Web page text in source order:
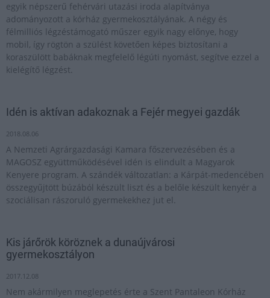
egyik népszerű fehérvári utazási iroda alapítványa
adományozott a kórház gyermekosztályának. A négy és
félmilliós légzéstámogató műszer egyik nagy előnye, hogy
mobil, így rögtön a szülést követően képes biztosítani a
koraszülött babáknak megfelelő légúti nyomást, segítve ezzel a
kielégítő légzést.
Idén is aktívan adakoznak a Fejér megyei gazdák
2018.08.06
A Nemzeti Agrárgazdasági Kamara főszervezésében és a
MAGOSZ együttműködésével idén is elindult a Magyarok
Kenyere program. A szándék változatlan: a Kárpát-medencében
összegyűjtött búzából készült liszt és a belőle készült kenyér a
szociálisan rászoruló gyermekekhez jut el.
Kis járőrök köröznek a dunaújvárosi
gyermekosztályon
2017.12.08
Nem akármilyen meglepetés érte a Szent Pantaleon Kórház